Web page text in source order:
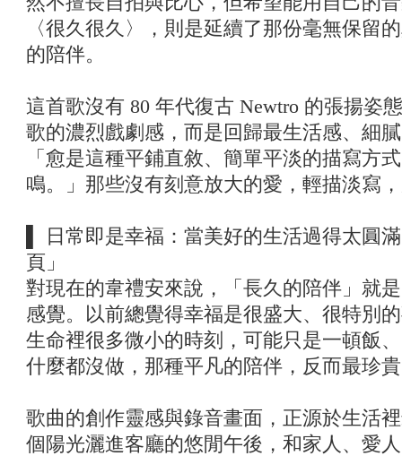
〈很久很久〉，則是延續了那份毫無保留
的陪伴。
這首歌沒有 80 年代復古 Newtro 的張揚姿
歌的濃烈戲劇感，而是回歸最生活感、細
「愈是這種平鋪直敘、簡單平淡的描寫方
鳴。」那些沒有刻意放大的愛，輕描淡寫
▌ 日常即是幸福：當美好的生活過得太圓
頁」
對現在的韋禮安來說，「長久的陪伴」就
感覺。以前總覺得幸福是很盛大、很特別
生命裡很多微小的時刻，可能只是一頓飯
什麼都沒做，那種平凡的陪伴，反而最珍
歌曲的創作靈感與錄音畫面，正源於生活
個陽光灑進客廳的悠閒午後，和家人、愛